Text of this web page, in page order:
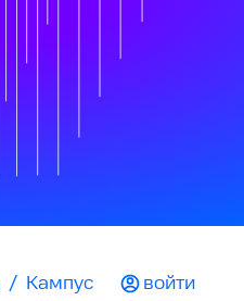
/
Кампус
войти